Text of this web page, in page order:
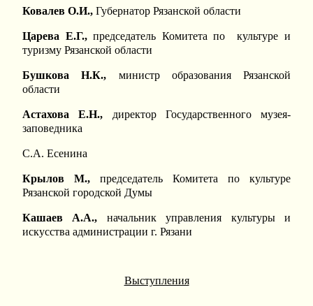
Ковалев О.И., Губернатор Рязанской области
Царева Е.Г.,председатель Комитета по культуре и
туризму Рязанской области
Бушкова Н.К., министр образования Рязанской
области
Астахова Е.Н., директор Государственного музея-
заповедника
С.А. Есенина
Крылов М., председатель Комитета по культуре
Рязанской городской Думы
Кашаев А.А., начальник управления культуры и
искусства администрации г. Рязани
Выступления